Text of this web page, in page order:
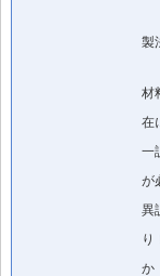
製
材
在
一
が
異
り
か